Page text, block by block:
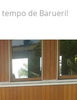
de Barueri!